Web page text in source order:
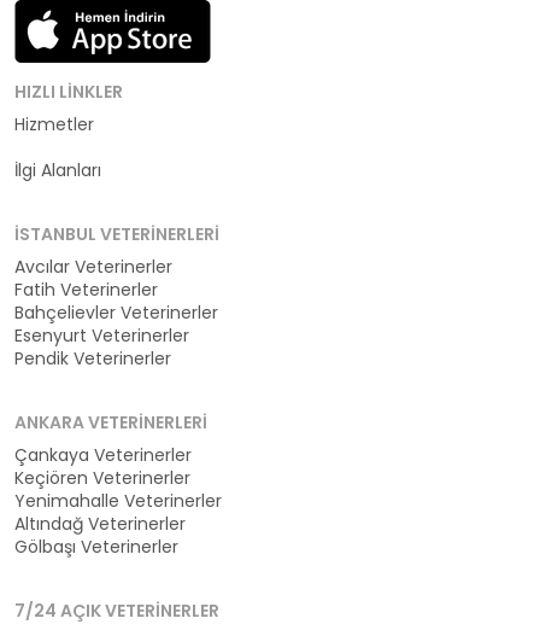
HIZLI LINKLER
Hizmetler
İlgi Alanları
İSTANBUL VETERINERLERI
Avcılar Veterinerler
Fatih Veterinerler
Bahçelievler Veterinerler
Esenyurt Veterinerler
Pendik Veterinerler
ANKARA VETERINERLERI
Çankaya Veterinerler
Keçiören Veterinerler
Yenimahalle Veterinerler
Altındağ Veterinerler
Gölbaşı Veterinerler
7/24 AÇIK VETERINERLER